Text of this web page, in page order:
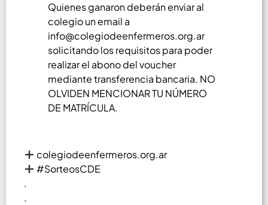
Quienes ganaron deberán enviar al
colegio un email a
info@colegiodeenfermeros.org.ar
solicitando los requisitos para poder
realizar el abono del voucher
mediante transferencia bancaria. NO
OLVIDEN MENCIONAR TU NÚMERO
DE MATRÍCULA.
colegiodeenfermeros.org.ar
#SorteosCDE
.
.